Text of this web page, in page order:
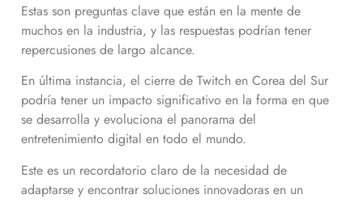
Estas son preguntas clave que están en la mente de
muchos en la industria, y las respuestas podrían tener
repercusiones de largo alcance.
En última instancia, el cierre de Twitch en Corea del Sur
podría tener un impacto significativo en la forma en que
se desarrolla y evoluciona el panorama del
entretenimiento digital en todo el mundo.
Este es un recordatorio claro de la necesidad de
adaptarse y encontrar soluciones innovadoras en un